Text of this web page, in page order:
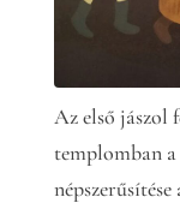
Az első jászol
templomban